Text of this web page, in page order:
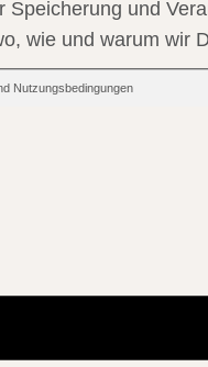
und
wie und warum
Nutzungsbedingungen